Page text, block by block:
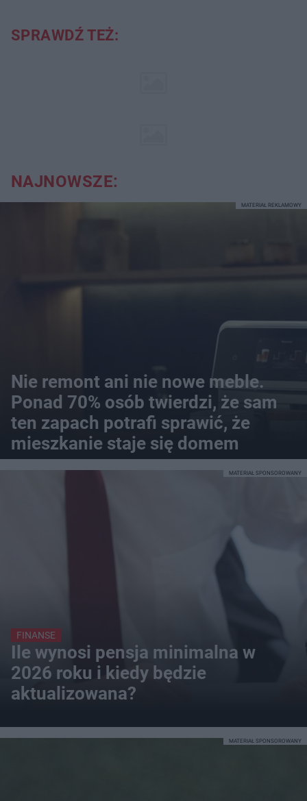
SPRAWDŹ TEŻ:
NAJNOWSZE:
Nie remont ani nie nowe meble.
Ponad 70% osób twierdzi, że sam
ten zapach potrafi sprawić, że
mieszkanie staje się domem
MATERIAŁ REKLAMOWY
FINANSE
Ile wynosi pensja minimalna w
2026 roku i kiedy będzie
aktualizowana?
MATERIAŁ SPONSOROWANY
MATERIAŁ SPONSOROWANY